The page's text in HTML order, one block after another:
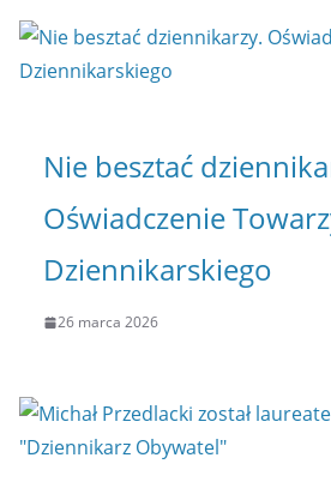
Nie besztać
Oświadczenie
Dziennikarskiego
26 marca 2026